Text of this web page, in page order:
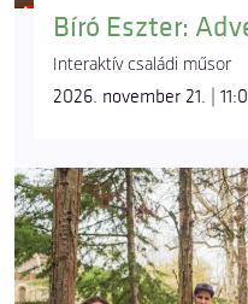
Bíró Eszter:
Interaktív családi műsor
2026. november 21. |